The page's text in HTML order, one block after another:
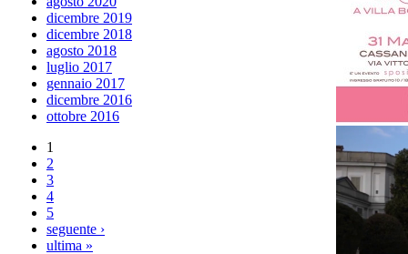
dicembre 2019
dicembre 2018
agosto 2018
luglio 2017
gennaio 2017
dicembre 2016
ottobre 2016
1
2
3
4
5
seguente ›
ultima »